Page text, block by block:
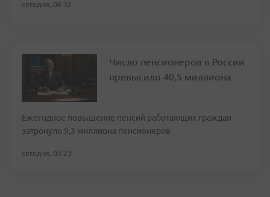
сегодня, 04:32
Число пенсионеров в России
превысило 40,5 миллиона
Ежегодное повышение пенсий работающих граждан
затронуло 9,3 миллиона пенсионеров
сегодня, 03:23